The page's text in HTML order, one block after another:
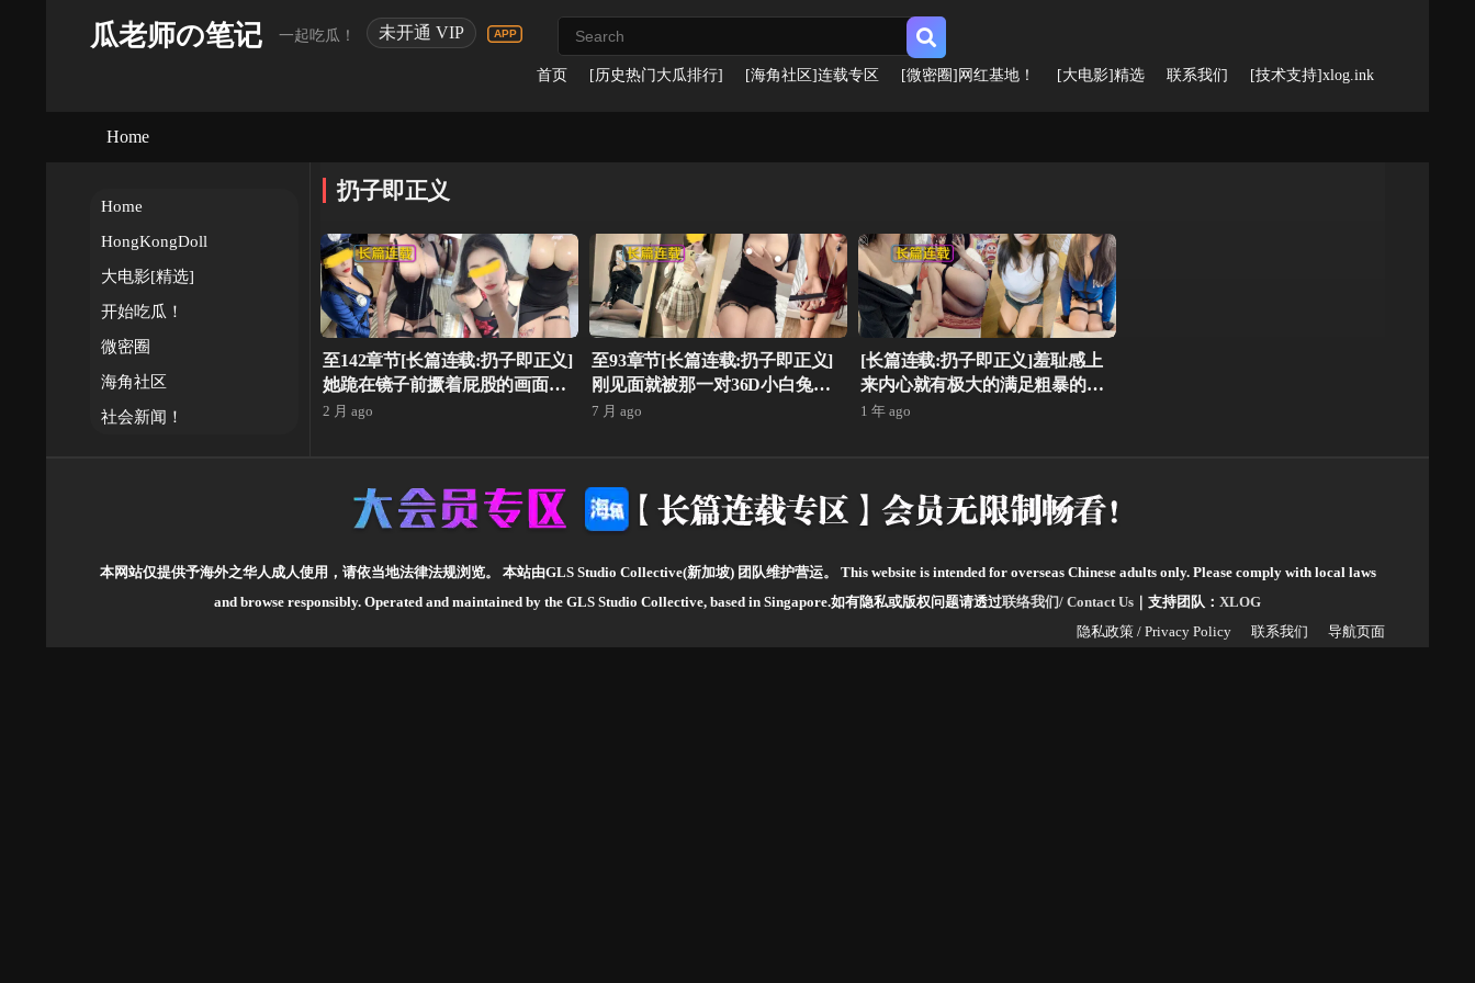
瓜老师の笔记 未开通 VIP
一起吃瓜！
首页 [历史热门大瓜排行] [海角社区]连载专区 [微密圈]网红基地！ [大电影]精选 联系我们 [技术支持]xlog.ink
Home
Home
HongKongDoll
大电影[精选]
开始吃瓜！
微密圈
海角社区
社会新闻！
扔子即正义
至142章节[长篇连载:扔子即正义]
她跪在镜子前撅着屁股的画面简
直太美了-来自海角社区的真实故
2 月 ago
至93章节[长篇连载:扔子即正义]
刚见面就被那一对36D小白兔吸
引住了-来自海角社区的真实故事
7 月 ago
[长篇连载:扔子即正义]羞耻感上
来内心就有极大的满足粗暴的对
待了她一夜——来自海角社区的
1 年 ago
本网站仅提供予海外之华人成人使用，请依当地法律法规浏览。 本站由GLS Studio Collective(新加坡) 团队维护营运。
This website is intended for overseas Chinese adults only. Please comply with local laws
and browse responsibly. Operated and maintained by the GLS Studio Collective, based in Singapore.如有隐私或版权问题请透过联络我们/ Contact Us ｜支持团队： XLOG
隐私政策 / Privacy Policy
联系我们 导航页面